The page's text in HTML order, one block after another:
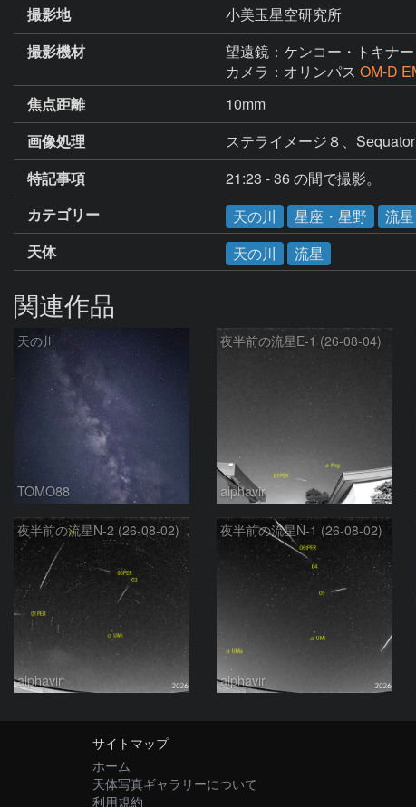
撮影地
小美玉星空研究所
撮影機材
望遠鏡：ケンコー・トキナー
カメラ：オリンパス OM-D
焦点距離
10mm
画像処理
ステライメージ８、
特記事項
21:23 - 36 の間で撮影。
カテゴリー
天の川 星座・星野
流星
天体
天の川 流星
関連作品
天の川
TOMO88
夜半前の流星E-1 (26-08-04)
alphavir
夜半前の流星N-2 (26-08-02)
alphavir
夜半前の流星N-1 (26-08-02)
alphavir
サイトマップ
ホーム
天体写真ギャラリーについて
利用規約